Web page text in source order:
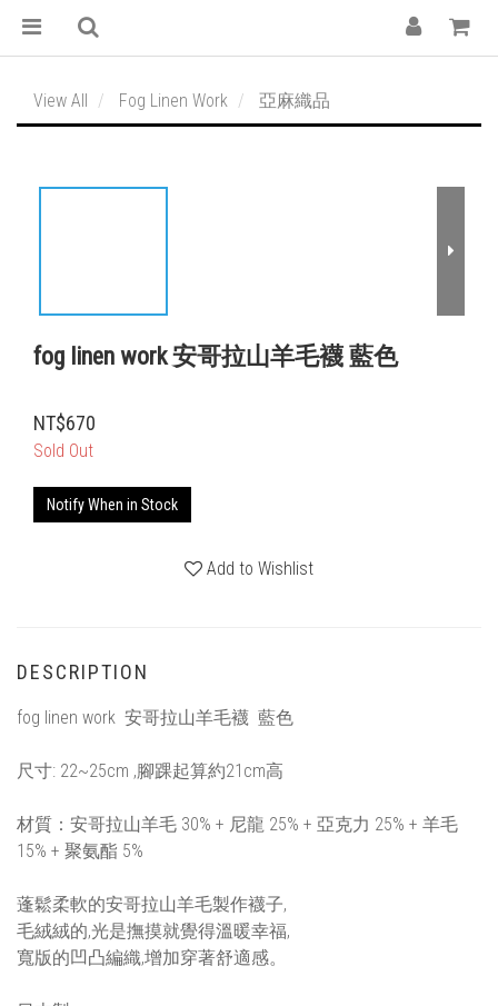
View All Fog Linen Work 亞麻織品
fog linen work 安哥拉山羊毛襪 藍色
NT$670
Sold Out
Notify When in Stock
Add to Wishlist
DESCRIPTION
fog linen work 安哥拉山羊毛襪 藍色
尺寸: 22~25cm ,腳踝起算約21cm高
材質：安哥拉山羊毛 30% + 尼龍 25% + 亞克力 25% + 羊毛
15% + 聚氨酯 5%
蓬鬆柔軟的安哥拉山羊毛製作襪子,
毛絨絨的,光是撫摸就覺得溫暖幸福,
寬版的凹凸編織,增加穿著舒適感。